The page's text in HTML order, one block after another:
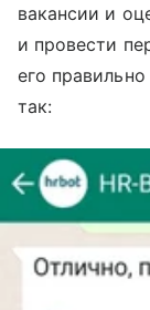
вакансии и
и провести
его
так: